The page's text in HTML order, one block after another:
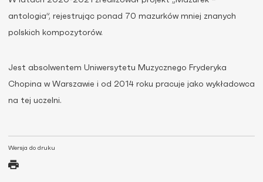
Wersja do druku
antologia”, rejestrując ponad 70 mazurków mniej znanych
polskich kompozytorów.
Jest absolwentem Uniwersytetu Muzycznego Fryderyka
Chopina w Warszawie i od 2014 roku pracuje jako wykładowca
na tej uczelni.